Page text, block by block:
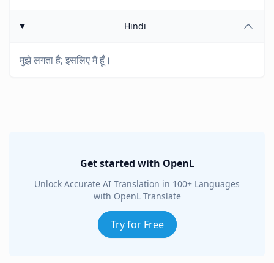
Hindi
मुझे लगता है; इसलिए मैं हूँ।
Get started with OpenL
Unlock Accurate AI Translation in 100+ Languages
with OpenL Translate
Try for Free